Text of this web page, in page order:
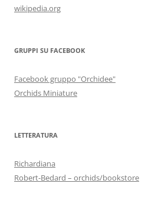
wikipedia.org
GRUPPI SU FACEBOOK
Facebook gruppo "Orchidee"
Orchids Miniature
LETTERATURA
Richardiana
Robert-Bedard – orchids/bookstore